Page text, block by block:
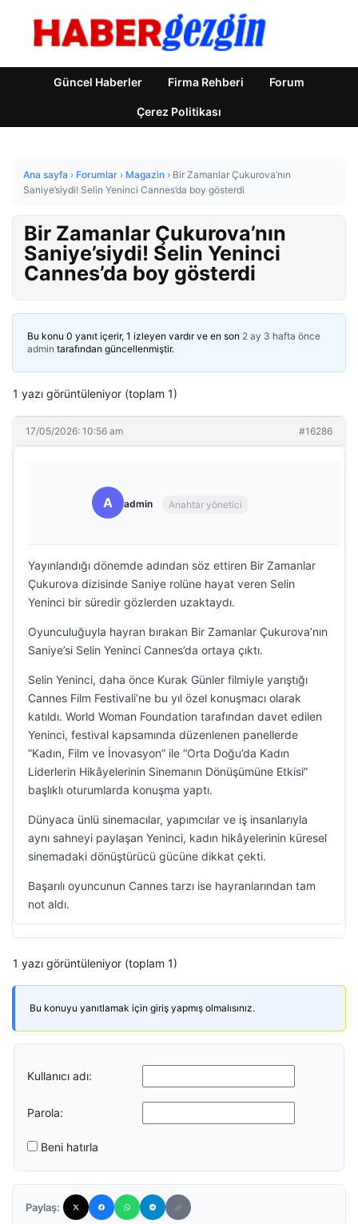
Güncel Haberler Firma Rehberi Forum
Çerez Politikası
Ana sayfa › Forumlar › Magazin › Bir Zamanlar Çukurova’nın
Saniye’siydi! Selin Yeninci Cannes’da boy gösterdi
Bir Zamanlar Çukurova’nın
Saniye’siydi! Selin Yeninci
Cannes’da boy gösterdi
Bu konu 0 yanıt içerir, 1 izleyen vardır ve en son 2 ay 3 hafta önce
admin tarafından güncellenmiştir.
1 yazı görüntüleniyor (toplam 1)
17/05/2026: 10:56 am #16286
A admin Anahtar yönetici
Yayınlandığı dönemde adından söz ettiren Bir Zamanlar
Çukurova dizisinde Saniye rolüne hayat veren Selin
Yeninci bir süredir gözlerden uzaktaydı.
Oyunculuğuyla hayran bırakan Bir Zamanlar Çukurova’nın
Saniye’si Selin Yeninci Cannes’da ortaya çıktı.
Selin Yeninci, daha önce Kurak Günler filmiyle yarıştığı
Cannes Film Festivali’ne bu yıl özel konuşmacı olarak
katıldı. World Woman Foundation tarafından davet edilen
Yeninci, festival kapsamında düzenlenen panellerde
“Kadın, Film ve İnovasyon” ile “Orta Doğu’da Kadın
Liderlerin Hikâyelerinin Sinemanın Dönüşümüne Etkisi”
başlıklı oturumlarda konuşma yaptı.
Dünyaca ünlü sinemacılar, yapımcılar ve iş insanlarıyla
aynı sahneyi paylaşan Yeninci, kadın hikâyelerinin küresel
sinemadaki dönüştürücü gücüne dikkat çekti.
Başarılı oyuncunun Cannes tarzı ise hayranlarından tam
not aldı.
1 yazı görüntüleniyor (toplam 1)
Bu konuyu yanıtlamak için giriş yapmış olmalısınız.
Kullanıcı adı:
Parola:
Beni hatırla
Paylaş: